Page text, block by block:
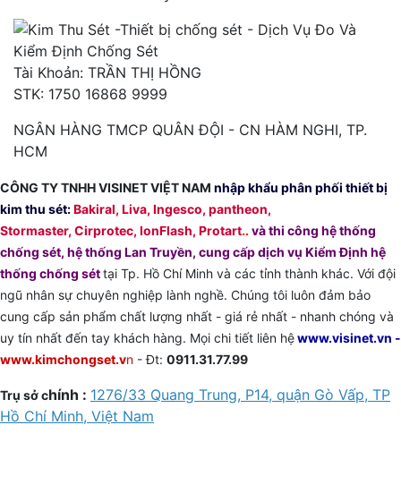
Tài Khoản: TRẦN THỊ HỒNG
STK: 1750 16868 9999
NGÂN HÀNG TMCP QUÂN ĐỘI - CN HÀM NGHI, TP.
HCM
CÔNG TY TNHH VISINET VIỆT NAM nhập khẩu phân phối thiết bị
kim thu sét:Bakiral, Liva, Ingesco, pantheon,
Stormaster, Cirprotec, IonFlash, Protart..và thi công hệ thống
chống sét, hệ thống Lan Truyền, cung cấp dịch vụ Kiểm Định hệ
thống chống séttại Tp. Hồ Chí Minh và các tỉnh thành khác. Với đội
ngũ nhân sự chuyên nghiệp lành nghề. Chúng tôi luôn đảm bảo
cung cấp sản phẩm chất lượng nhất - giá rẻ nhất - nhanh chóng và
uy tín nhất đến tay khách hàng. Mọi chi tiết liên hệwww.visinet.vn -
www.kimchongset.vn - Đt: 0911.31.77.99
Trụ sở chính : 1276/33 Quang Trung, P14, quận Gò Vấp, TP
Hồ Chí Minh, Việt Nam